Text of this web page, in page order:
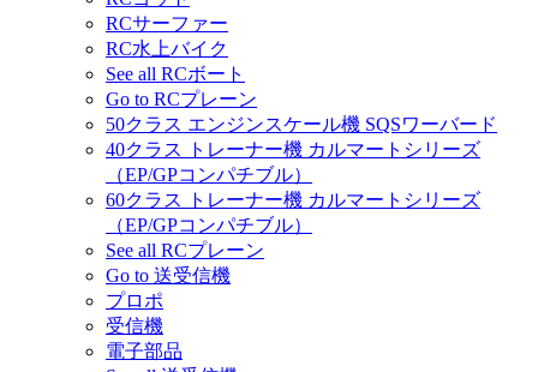
RCサーファー
RC水上バイク
See all RCボート
Go to RCプレーン
50クラス エンジンスケール機 SQSワーバード
40クラス トレーナー機 カルマートシリーズ
（EP/GPコンパチブル）
60クラス トレーナー機 カルマートシリーズ
（EP/GPコンパチブル）
See all RCプレーン
Go to 送受信機
プロポ
受信機
電子部品